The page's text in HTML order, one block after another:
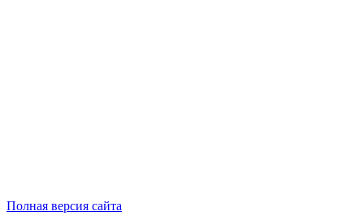
Полная версия сайта